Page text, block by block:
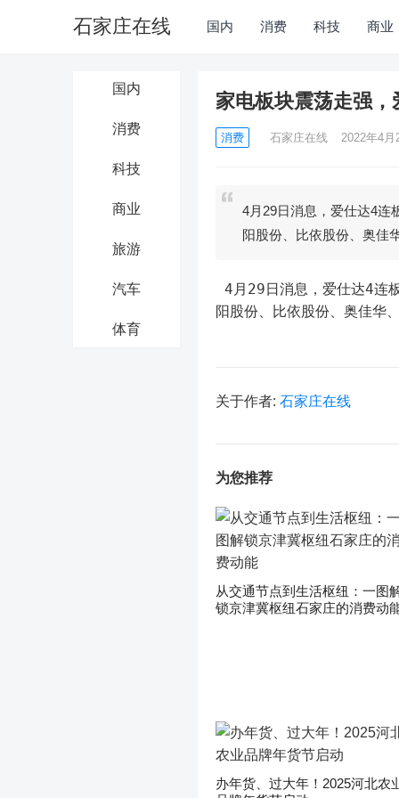
石家庄在线 国内 消费 科技 商业
国内
消费
科技
商业
旅游
汽车
体育
家电板块震荡走强，
消费 石家庄在线 2022年4月
4月29日消息，爱仕达4连
阳股份、比依股份、奥佳
阳股份、比依股份、奥佳华
关于作者: 石家庄在线
为您推荐
从交通节点到生活枢纽：一图
锁京津冀枢纽石家庄的消费动
办年货、过大年！2025河北农